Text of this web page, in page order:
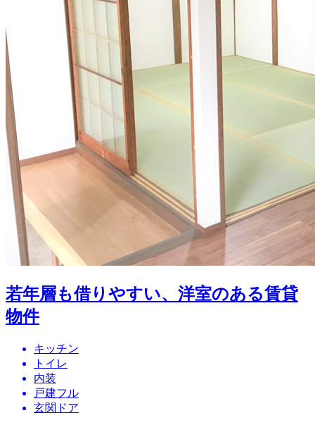
若年層も借りやすい、洋室のある賃貸
物件
キッチン
トイレ
内装
戸建フル
玄関ドア